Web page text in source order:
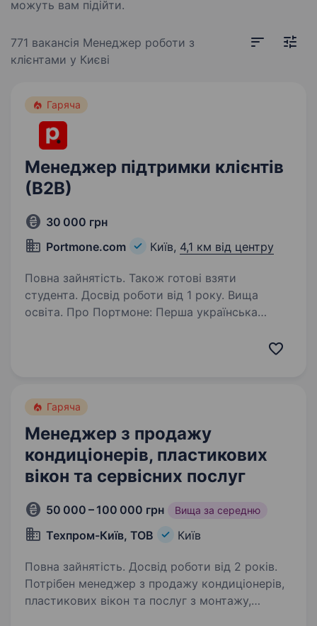
можуть вам підійти.
771 вакансія Менеджер роботи з
клієнтами у Києві
Гаряча
Менеджер підтримки клієнтів
(В2В)
30 000 грн
Portmone.com
Київ, 4,1 км від центру
Повна зайнятість. Також готові взяти
студента. Досвід роботи від 1 року. Вища
освіта. Про Портмоне: Перша українська
розвиває небанківські платіжні рішення з 2002
середнього бізнесу…
Гаряча
Менеджер з продажу
кондиціонерів, пластикових
вікон та сервісних послуг
50 000 – 100 000 грн Вища за середню
Техпром-Київ, ТОВ Київ
Повна зайнятість. Досвід роботи від 2 років.
Потрібен менеджер з продажу кондиціонерів,
пластикових вікон та послуг з монтажу,